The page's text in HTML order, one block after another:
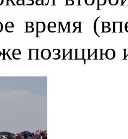
время
позицию